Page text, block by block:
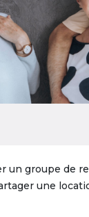
un groupe de
une